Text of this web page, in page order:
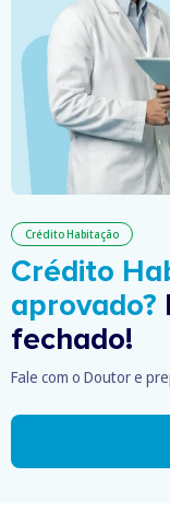
Crédito Habitação
Crédito
aprovado?
fechado!
Fale com o Doutor e